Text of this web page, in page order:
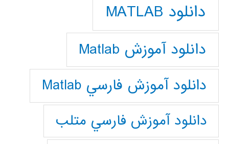
دانلود MATLAB
دانلود آموزش Matlab
دانلود آموزش فارسي Matlab
دانلود آموزش فارسي متلب